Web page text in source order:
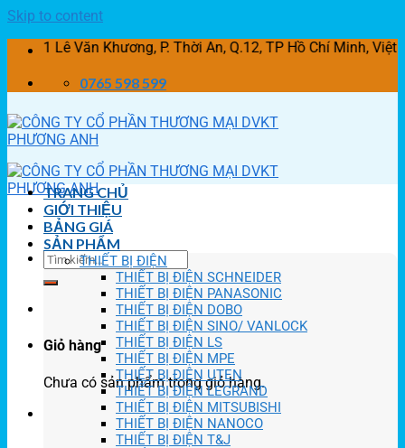
Skip to content
Lê Văn Khương, P. Thời An, Q.12, TP Hồ Chí Minh, Việt Nam
0765 598 599
Giỏ hàng
Chưa có sản phẩm trong giỏ hàng.
TRANG CHỦ
GIỚI THIỆU
BẢNG GIÁ
SẢN PHẨM
THIẾT BỊ ĐIỆN
THIẾT BỊ ĐIỆN SCHNEIDER
THIẾT BỊ ĐIỆN PANASONIC
THIẾT BỊ ĐIỆN DOBO
THIẾT BỊ ĐIỆN SINO/ VANLOCK
THIẾT BỊ ĐIỆN LS
THIẾT BỊ ĐIỆN MPE
THIẾT BỊ ĐIỆN UTEN
THIẾT BỊ ĐIỆN LEGRAND
THIẾT BỊ ĐIỆN MITSUBISHI
THIẾT BỊ ĐIỆN NANOCO
THIẾT BỊ ĐIỆN T&J